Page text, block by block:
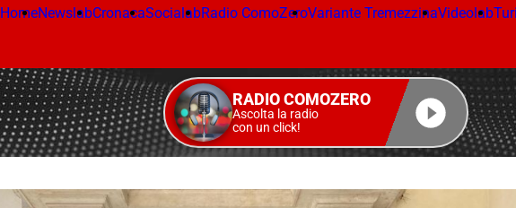
HomeNewslabCronacaSocialabRadio ComoZeroVariante TremezzinaVideolab
RADIO COMOZERO
Ascolta la radio
con un click!